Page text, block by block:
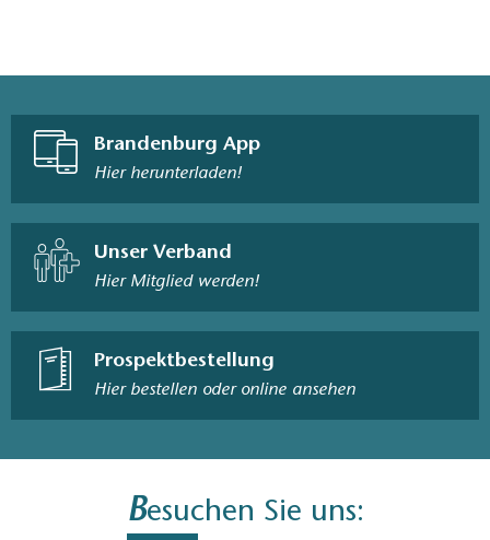
Brandenburg App
Hier herunterladen!
Unser Verband
Hier Mitglied werden!
Prospektbestellung
Hier bestellen oder online ansehen
Besuchen Sie uns: